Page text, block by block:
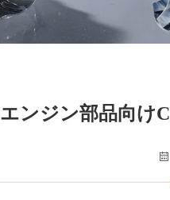
エンジン部品向け